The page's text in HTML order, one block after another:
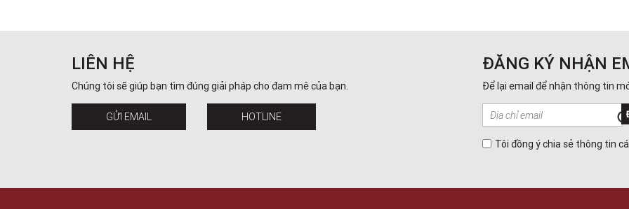
LIÊN HỆ
Chúng tôi sẽ giúp bạn tìm đúng giải pháp cho đam mê của bạn.
GỬI EMAIL HOTLINE
ĐĂNG KÝ NHẬN
Để lại email để nhận thông tin
Tôi đồng ý chia sẻ thông tin